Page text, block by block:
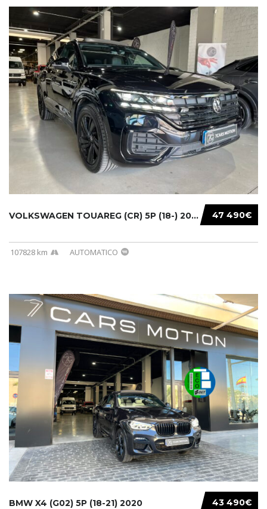
47 490€
VOLKSWAGEN TOUAREG (CR) 5P (18-) 2021...
107828 km AUTOMATICO
43 490€
BMW X4 (G02) 5P (18-21) 2020